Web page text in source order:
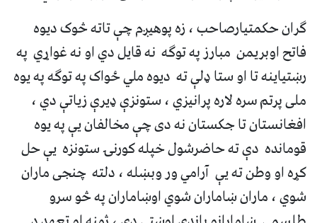
ګران حکمتیارصاحب ، زه پوهیږم چې تاته څوک دیوه
فاتح اوبریمن مبارز په توګه نه قایل دي او نه غواړي په
رښتیاینه تا او ستا ډلې ته دیوه ملي ځواک په توګه په یوه
ملی پرتم سره لاره پرانیزي ، ستونزې ډیرې زیاتې دي ،
افغانستان تا جکستان نه دی چې مخالفان یې په یوه
قومانده دې ته حاضرشول خپله کورنۍ ستونزه یې حل
کړه او وطن ته یې آرامي ور وبښله ، دلته چنجی ماران
شوي ، ماران ښاماران شوي اوښاماران په څو سرو